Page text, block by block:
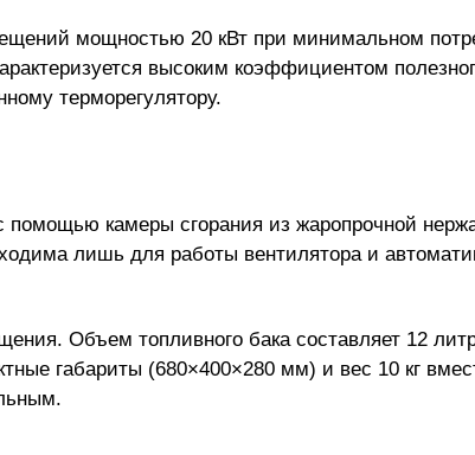
мощностью 20 кВт при минимальном
высоким коэффициентом
терморегулятору.
помощью камеры сгорания из жаропрочной
лишь для работы вентилятора и
Объем топливного бака составляет 12
габариты (680×400×280 мм) и вес 10 кг